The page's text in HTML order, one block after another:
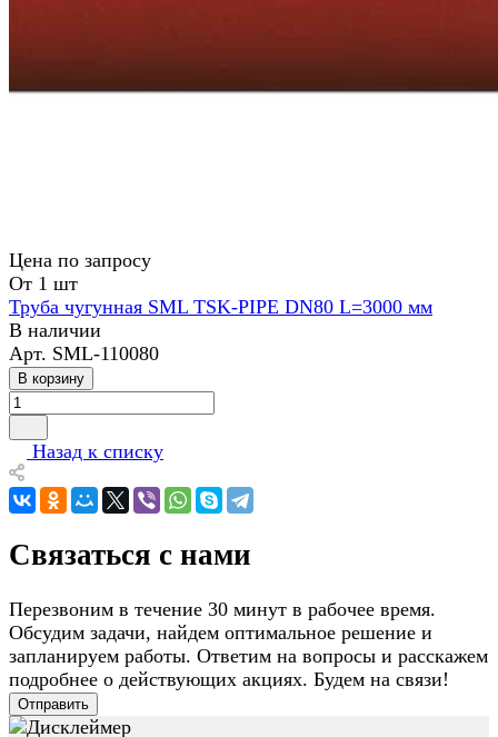
Цена по запросу
От 1 шт
Труба чугунная SML TSK-PIPE DN80 L=3000 мм
В наличии
Арт. SML-110080
В корзину
Назад к списку
Связаться с нами
Перезвоним в течение 30 минут в рабочее время.
Обсудим задачи, найдем оптимальное решение и
запланируем работы. Ответим на вопросы и расскажем
подробнее о действующих акциях. Будем на связи!
Отправить